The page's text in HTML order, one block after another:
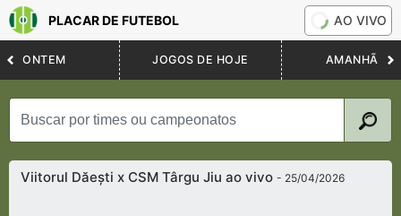
PLACAR DE FUTEBOL AO VIVO
ONTEM JOGOS DE HOJE AMANHÃ
Viitorul Dăești x CSM Târgu Jiu ao vivo- 25/04/2026